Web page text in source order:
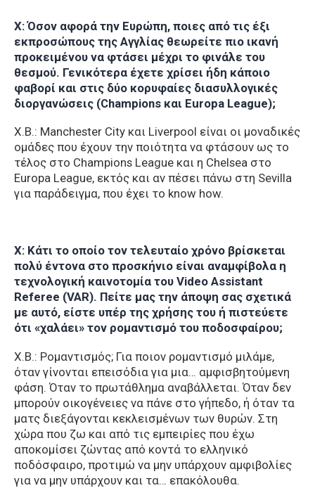
Χ: Όσον αφορά την Ευρώπη, ποιες από τις έξι
εκπροσώπους της Αγγλίας θεωρείτε πιο ικανή
προκειμένου να φτάσει μέχρι το φινάλε του
θεσμού. Γενικότερα έχετε χρίσει ήδη κάποιο
φαβορί και στις δύο κορυφαίες διασυλλογικές
διοργανώσεις (Champions και Europa League);
Χ.Β.: Manchester City και Liverpool είναι οι μοναδικές
ομάδες που έχουν την ποιότητα να φτάσουν ως το
τέλος στο Champions League και η Chelsea στο
Europa League, εκτός και αν πέσει πάνω στη Sevilla
για παράδειγμα, που έχει το know how.
Χ: Κάτι το οποίο τον τελευταίο χρόνο βρίσκεται
πολύ έντονα στο προσκήνιο είναι αναμφίβολα η
τεχνολογική καινοτομία του Video Assistant
Referee (VAR). Πείτε μας την άποψη σας σχετικά
με αυτό, είστε υπέρ της χρήσης του ή πιστεύετε
ότι «χαλάει» τον ρομαντισμό του ποδοσφαίρου;
Χ.Β.: Ρομαντισμός; Για ποιον ρομαντισμό μιλάμε,
όταν γίνονται επεισόδια για μια… αμφισβητούμενη
φάση. Όταν το πρωτάθλημα αναβάλλεται. Όταν δεν
μπορούν οικογένειες να πάνε στο γήπεδο, ή όταν τα
ματς διεξάγονται κεκλεισμένων των θυρών. Στη
χώρα που ζω και από τις εμπειρίες που έχω
αποκομίσει ζώντας από κοντά το ελληνικό
ποδόσφαιρο, προτιμώ να μην υπάρχουν αμφιβολίες
για να μην υπάρχουν και τα… επακόλουθα.